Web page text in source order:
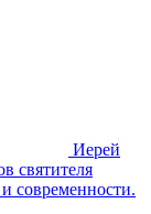
Иерей
святителя
современности.